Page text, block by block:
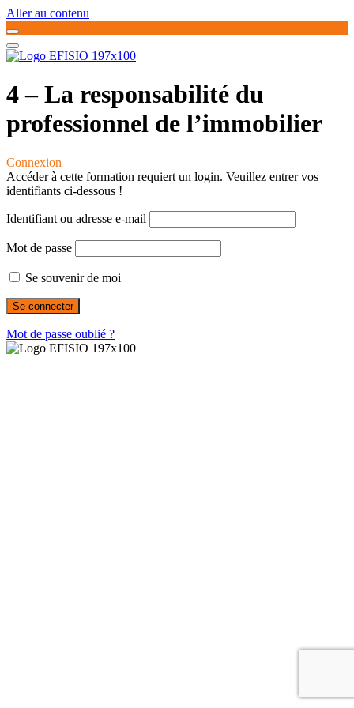
Aller au contenu
4 – La responsabilité du
professionnel de l’immobilier
Connexion
Accéder à cette formation requiert un login. Veuillez entrer vos
identifiants ci-dessous !
Identifiant ou adresse e-mail
Mot de passe
Se souvenir de moi
Mot de passe oublié ?